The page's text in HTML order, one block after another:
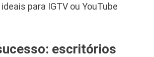
para IGTV ou YouTube
escritórios